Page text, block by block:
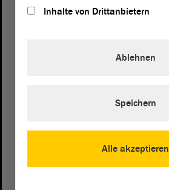
Inhalte von Drittanbietern
Alle akzeptieren
Ablehnen
Speichern